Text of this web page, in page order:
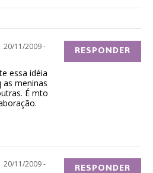
20/11/2009 -
essa idéia
meninas
É mto
RESPONDER
20/11/2009 -
RESPONDER